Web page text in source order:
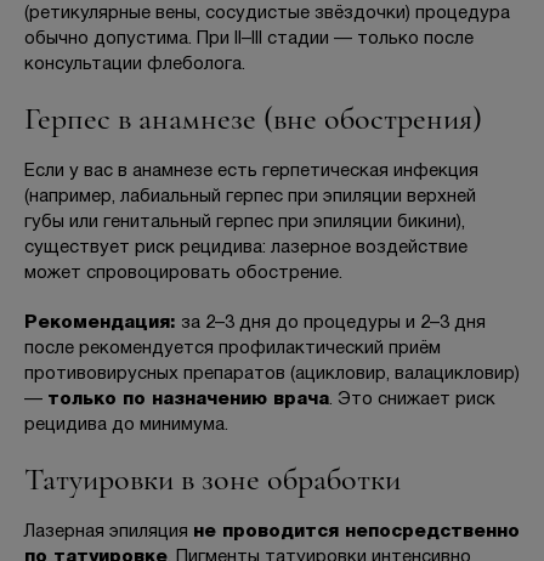
(ретикулярные вены, сосудистые звёздочки) процедура
обычно допустима. При II–III стадии — только после
консультации флеболога.
Герпес в анамнезе (вне обострения)
Если у вас в анамнезе есть герпетическая инфекция
(например, лабиальный герпес при эпиляции верхней
губы или генитальный герпес при эпиляции бикини),
существует риск рецидива: лазерное воздействие
может спровоцировать обострение.
Рекомендация: за 2–3 дня до процедуры и 2–3 дня
после рекомендуется профилактический приём
противовирусных препаратов (ацикловир, валацикловир)
— только по назначению врача. Это снижает риск
рецидива до минимума.
Татуировки в зоне обработки
Лазерная эпиляция не проводится непосредственно
по татуировке . Пигменты татуировки интенсивно